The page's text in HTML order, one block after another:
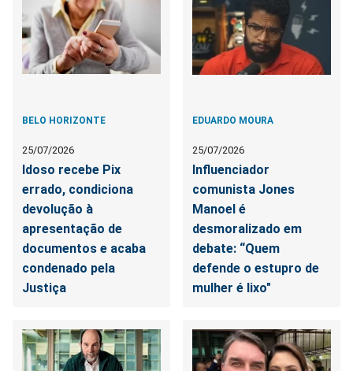
BELO HORIZONTE
25/07/2026
Idoso recebe Pix
errado, condiciona
devolução à
apresentação de
documentos e acaba
condenado pela
Justiça
EDUARDO MOURA
25/07/2026
Influenciador
comunista Jones
Manoel é
desmoralizado em
debate: “Quem
defende o estupro de
mulher é lixo"